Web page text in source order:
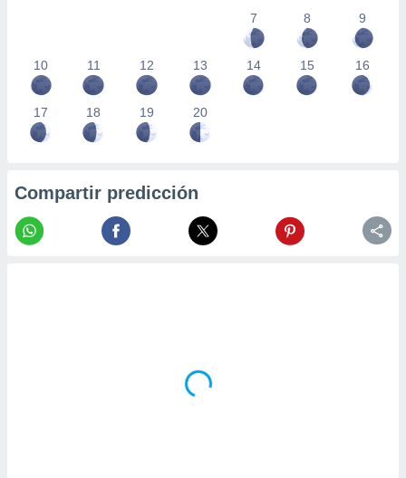
7
8 9
10 11 12 13 14 15 16
17 18 19 20
Compartir predicción